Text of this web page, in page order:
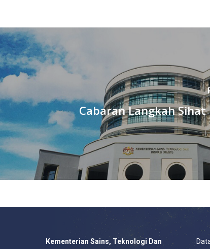
Cabaran Langkah
Kementerian Sains, Teknologi Dan